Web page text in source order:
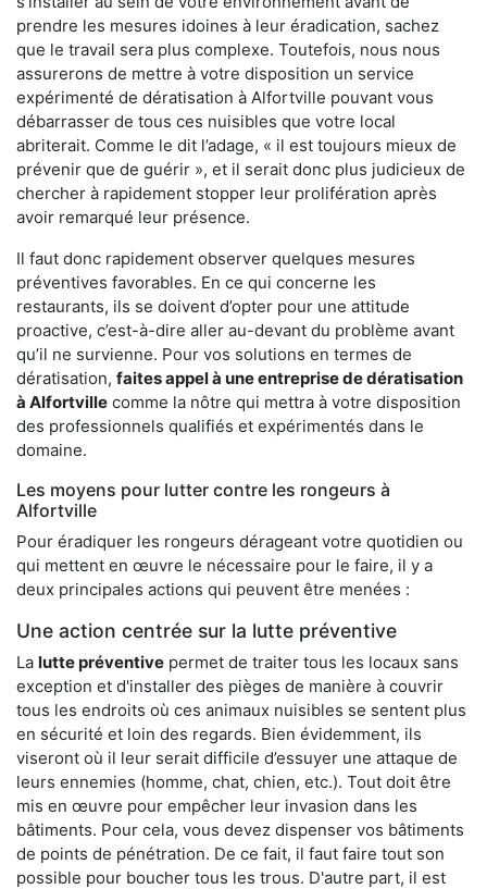
prendre les mesures idoines à leur éradication, sachez
que le travail sera plus complexe. Toutefois, nous nous
assurerons de mettre à votre disposition un service
expérimenté de dératisation à Alfortville pouvant vous
débarrasser de tous ces nuisibles que votre local
abriterait. Comme le dit l’adage, « il est toujours mieux de
prévenir que de guérir », et il serait donc plus judicieux de
chercher à rapidement stopper leur prolifération après
avoir remarqué leur présence.
Il faut donc rapidement observer quelques mesures
préventives favorables. En ce qui concerne les
restaurants, ils se doivent d’opter pour une attitude
proactive, c’est-à-dire aller au-devant du problème avant
qu’il ne survienne. Pour vos solutions en termes de
dératisation, faites appel à une entreprise de dératisation
à Alfortville comme la nôtre qui mettra à votre disposition
des professionnels qualifiés et expérimentés dans le
domaine.
Les moyens pour lutter contre les rongeurs à
Alfortville
Pour éradiquer les rongeurs dérageant votre quotidien ou
qui mettent en œuvre le nécessaire pour le faire, il y a
deux principales actions qui peuvent être menées :
Une action centrée sur la lutte préventive
La lutte préventive permet de traiter tous les locaux sans
exception et d'installer des pièges de manière à couvrir
tous les endroits où ces animaux nuisibles se sentent plus
en sécurité et loin des regards. Bien évidemment, ils
viseront où il leur serait difficile d’essuyer une attaque de
leurs ennemies (homme, chat, chien, etc.). Tout doit être
mis en œuvre pour empêcher leur invasion dans les
bâtiments. Pour cela, vous devez dispenser vos bâtiments
de points de pénétration. De ce fait, il faut faire tout son
possible pour boucher tous les trous. D'autre part, il est